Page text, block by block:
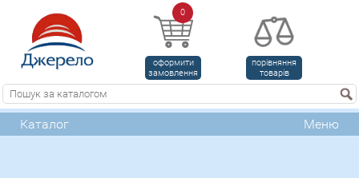
0
оформити
замовлення
порівняння
товарів
Каталог Меню